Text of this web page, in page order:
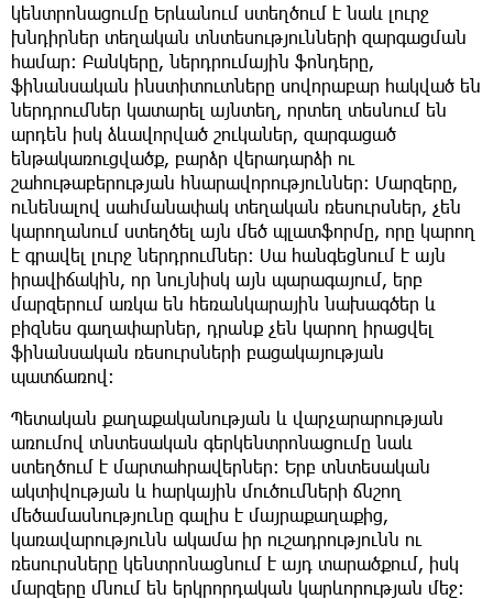
կենտրոնացումը Երևանում ստեղծում է նաև լուրջ
խնդիրներ տեղական տնտեսությունների զարգացման
համար։ Բանկերը, ներդրումային ֆոնդերը,
ֆինանսական ինստիտուտները սովորաբար հակված են
ներդրումներ կատարել այնտեղ, որտեղ տեսնում են
արդեն իսկ ձևավորված շուկաներ, զարգացած
ենթակառուցվածք, բարձր վերադարձի ու
շահութաբերության հնարավորություններ։ Մարզերը,
ունենալով սահմանափակ տեղական ռեսուրսներ, չեն
կարողանում ստեղծել այն մեծ պլատֆորմը, որը կարող
է գրավել լուրջ ներդրումներ։ Սա հանգեցնում է այն
իրավիճակին, որ նույնիսկ այն պարագայում, երբ
մարզերում առկա են հեռանկարային նախագծեր և
բիզնես գաղափարներ, դրանք չեն կարող իրացվել
ֆինանսական ռեսուրսների բացակայության
պատճառով։
Պետական քաղաքականության և վարչարարության
առումով տնտեսական գերկենտրոնացումը նաև
ստեղծում է մարտահրավերներ։ Երբ տնտեսական
ակտիվության և հարկային մուծումների ճնշող
մեծամասնությունը գալիս է մայրաքաղաքից,
կառավարությունն ակամա իր ուշադրությունն ու
ռեսուրսները կենտրոնացնում է այդ տարածքում, իսկ
մարզերը մնում են երկրորդական կարևորության մեջ։